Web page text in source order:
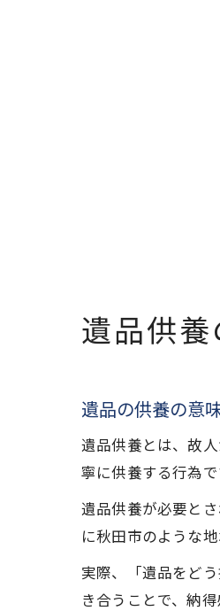
遺品供
遺品の供養の意
遺品供養とは、故
寧に供養する行為
遺品供養が必要と
に秋田市のような
実際、「遺品をど
き合うことで、納